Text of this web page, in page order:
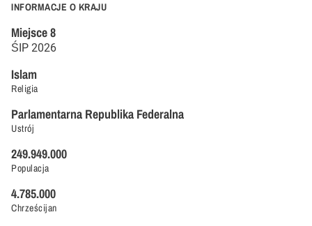
INFORMACJE O KRAJU
Miejsce8
ŚIP 2026
Religia
Islam
Ustrój
Parlamentarna Republika Federalna
Populacja
249.949.000
Chrześcijan
4.785.000